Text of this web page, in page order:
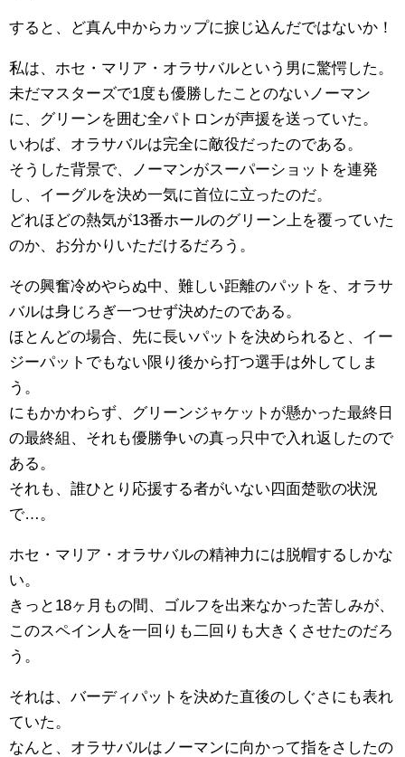
すると、ど真ん中からカップに捩じ込んだではないか！
私は、ホセ・マリア・オラサバルという男に驚愕した。
未だマスターズで1度も優勝したことのないノーマン
に、グリーンを囲む全パトロンが声援を送っていた。
いわば、オラサバルは完全に敵役だったのである。
そうした背景で、ノーマンがスーパーショットを連発
し、イーグルを決め一気に首位に立ったのだ。
どれほどの熱気が13番ホールのグリーン上を覆っていた
のか、お分かりいただけるだろう。
その興奮冷めやらぬ中、難しい距離のパットを、オラサ
バルは身じろぎ一つせず決めたのである。
ほとんどの場合、先に長いパットを決められると、イー
ジーパットでもない限り後から打つ選手は外してしま
う。
にもかかわらず、グリーンジャケットが懸かった最終日
の最終組、それも優勝争いの真っ只中で入れ返したので
ある。
それも、誰ひとり応援する者がいない四面楚歌の状況
で…。
ホセ・マリア・オラサバルの精神力には脱帽するしかな
い。
きっと18ヶ月もの間、ゴルフを出来なかった苦しみが、
このスペイン人を一回りも二回りも大きくさせたのだろ
う。
それは、バーディパットを決めた直後のしぐさにも表れ
ていた。
なんと、オラサバルはノーマンに向かって指をさしたの